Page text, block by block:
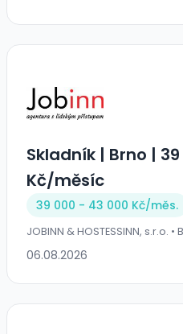
Skladník | Brno |
Kč/měsíc
39 000 - 43 000 Kč/měs.
JOBINN & HOSTESSINN, s.r.o. •
06.08.2026